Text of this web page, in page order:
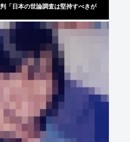
「日本の世論調査は堅持すべきが